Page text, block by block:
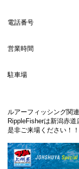
電話番号
営業時間
駐車場
ルアーフィッシング関
RippleFisherは新潟赤
是非ご来場ください！！